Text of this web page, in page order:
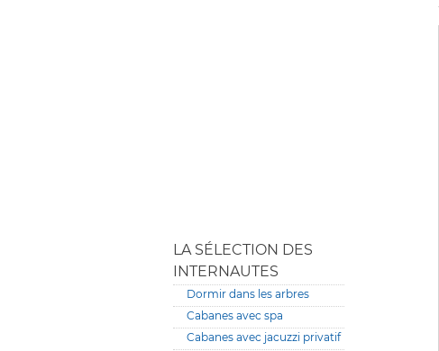
LA SÉLECTION DES
INTERNAUTES
Dormir dans les arbres
Cabanes avec spa
Cabanes avec jacuzzi privatif